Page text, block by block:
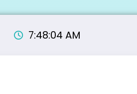
7:48:05 AM